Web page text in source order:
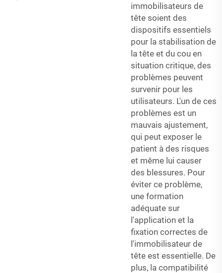
immobilisateurs de
tête soient des
dispositifs essentiels
pour la stabilisation de
la tête et du cou en
situation critique, des
problèmes peuvent
survenir pour les
utilisateurs. L'un de ces
problèmes est un
mauvais ajustement,
qui peut exposer le
patient à des risques
et même lui causer
des blessures. Pour
éviter ce problème,
une formation
adéquate sur
l'application et la
fixation correctes de
l'immobilisateur de
tête est essentielle. De
plus, la compatibilité